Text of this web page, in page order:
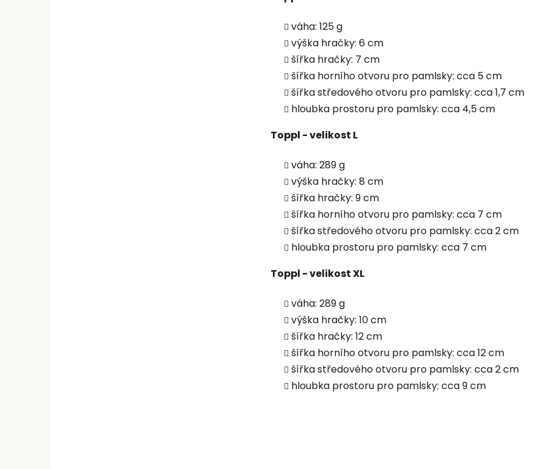
váha: 125 g
výška hračky: 6 cm
šířka hračky: 7 cm
šířka horního otvoru pro pamlsky: cca 5 cm
šířka středového otvoru pro pamlsky: cca 1,7 cm
hloubka prostoru pro pamlsky: cca 4,5 cm
Toppl - velikost L
váha: 289 g
výška hračky: 8 cm
šířka hračky: 9 cm
šířka horního otvoru pro pamlsky: cca 7 cm
šířka středového otvoru pro pamlsky: cca 2 cm
hloubka prostoru pro pamlsky: cca 7 cm
Toppl - velikost XL
váha: 289 g
výška hračky: 10 cm
šířka hračky: 12 cm
šířka horního otvoru pro pamlsky: cca 12 cm
šířka středového otvoru pro pamlsky: cca 2 cm
hloubka prostoru pro pamlsky: cca 9 cm